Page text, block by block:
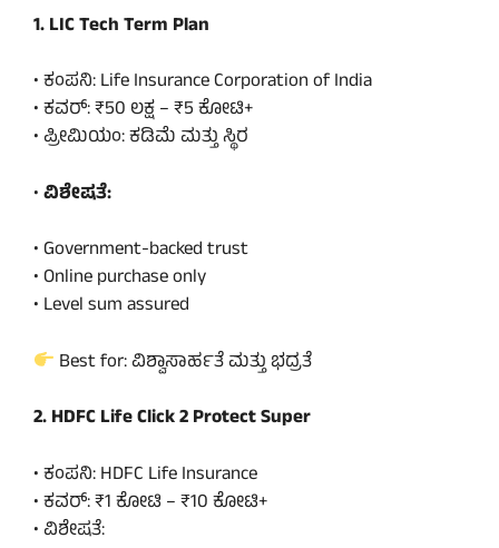
1. LIC Tech Term Plan
• ಕಂಪನಿ: Life Insurance Corporation of India
• ಕವರ್: ₹50 ಲಕ್ಷ – ₹5 ಕೋಟಿ+
• ಪ್ರೀಮಿಯಂ: ಕಡಿಮೆ ಮತ್ತು ಸ್ಥಿರ
•ವಿಶೇಷತೆ:
• Government-backed trust
• Online purchase only
• Level sum assured
Best for: ವಿಶ್ವಾಸಾರ್ಹತೆ ಮತ್ತು ಭದ್ರತೆ
2. HDFC Life Click 2 Protect Super
• ಕಂಪನಿ: HDFC Life Insurance
• ಕವರ್: ₹1 ಕೋಟಿ – ₹10 ಕೋಟಿ+
• ವಿಶೇಷತೆ: